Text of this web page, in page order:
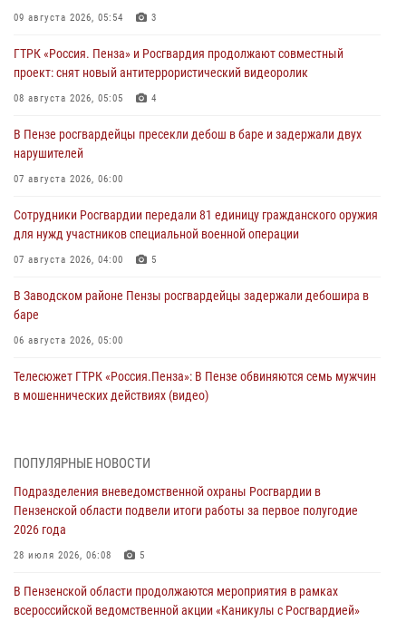
09 августа 2026, 05:54 3
ГТРК «Россия. Пенза» и Росгвардия продолжают совместный
проект: снят новый антитеррористический видеоролик
08 августа 2026, 05:05 4
В Пензе росгвардейцы пресекли дебош в баре и задержали двух
нарушителей
07 августа 2026, 06:00
Сотрудники Росгвардии передали 81 единицу гражданского оружия
для нужд участников специальной военной операции
07 августа 2026, 04:00 5
В Заводском районе Пензы росгвардейцы задержали дебошира в
баре
06 августа 2026, 05:00
Телесюжет ГТРК «Россия.Пенза»: В Пензе обвиняются семь мужчин
в мошеннических действиях (видео)
В Заречном росгвардейцы почтили память легендарного генерала
05 августа 2026, 07:00
Сотрудники пензенского ОМОН «Страж» познакомили участников
сборов «Гвардеец» с вооружением и техникой Росгвардии
В Пензе сотрудники Росгвардии оказали помощь
ПОПУЛЯРНЫЕ НОВОСТИ
Подразделения вневедомственной охраны Росгвардии в
Пензенской области подвели итоги работы за первое полугодие
2026 года
28 июля 2026, 06:08 5
В Пензенской области продолжаются мероприятия в рамках
всероссийской ведомственной акции «Каникулы с Росгвардией»